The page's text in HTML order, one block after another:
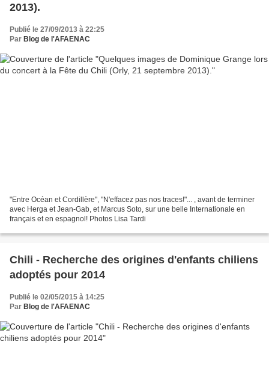
2013).
Publié le 27/09/2013 à 22:25
Par Blog de l'AFAENAC
"Entre Océan et Cordillère", "N'effacez pas nos traces!"... , avant de terminer
avec Herga et Jean-Gab, et Marcus Soto, sur une belle Internationale en
français et en espagnol! Photos Lisa Tardi
Chili - Recherche des origines d'enfants chiliens
adoptés pour 2014
Publié le 02/05/2015 à 14:25
Par Blog de l'AFAENAC